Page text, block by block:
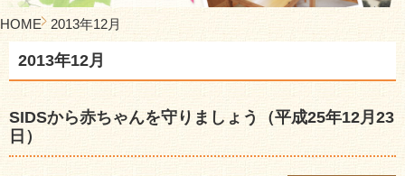
HOME 2013年12月
2013年12月
SIDSから赤ちゃんを守りましょう（平成25年12月23
日）
医院紹介
誕生死セミナー
ピル・緊急避妊ピル
診療時間・アクセス